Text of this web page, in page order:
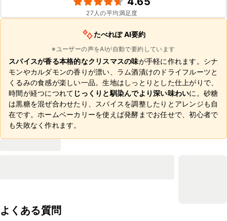
27 人の平均満足度
たべれぽ AI要約
※ユーザーの声をAIが自動で要約しています
スパイスが香る本格的なクリスマスの味が手軽に作れます。シナ
モンやカルダモンの香りが漂い、ラム酒漬けのドライフルーツと
くるみの食感が楽しい一品。生地はしっとりとした仕上がりで、
時間が経つにつれて じっくりと馴染んでより深い味わいに。砂糖
は黒糖を混ぜ合わせたり、スパイスを調整したりとアレンジも自
在です。ホームベーカリーを使えば発酵までお任せで、初心者で
も失敗なく作れます。
よくある質問